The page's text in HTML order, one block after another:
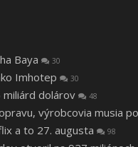
Baya 30
Imhotep 30
miliárd dolárov 48
výrobcovia musia
a to 27. augusta 98